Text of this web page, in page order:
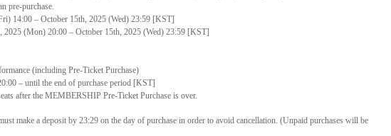
pre-purchase.
14:00 – October 15th, 2025 (Wed) 23:59 [KST]
2025 (Mon) 20:00 – October 15th, 2025 (Wed) 23:59 [KST]
(including Pre-Ticket Purchase)
– until the end of purchase period [KST]
after the MEMBERSHIP Pre-Ticket Purchase is over.
make a deposit by 23:29 on the day of purchase in order to avoid cancellation. (Unpaid purchases will be